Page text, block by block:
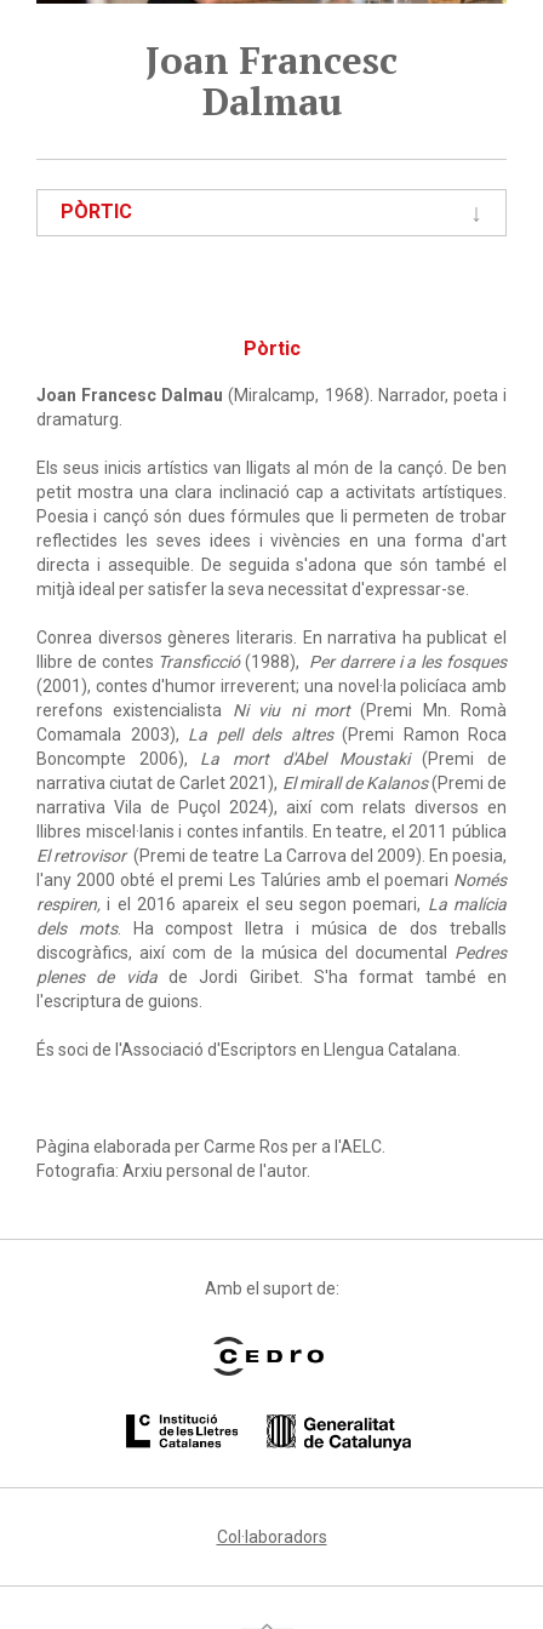
Joan Francesc
Dalmau
PÒRTIC
Pòrtic
Joan Francesc Dalmau (Miralcamp, 1968). Narrador, poeta i
dramaturg.
Els seus inicis artístics van lligats al món de la cançó. De ben
petit mostra una clara inclinació cap a activitats artístiques.
Poesia i cançó són dues fórmules que li permeten de trobar
reflectides les seves idees i vivències en una forma d'art
directa i assequible. De seguida s'adona que són també el
mitjà ideal per satisfer la seva necessitat d'expressar-se.
Conrea diversos gèneres literaris. En narrativa ha publicat el
llibre de contes Transficció(1988), Per darrere i a les fosques
(2001), contes d'humor irreverent; una novel·la policíaca amb
rerefons existencialista Ni viu ni mort(Premi Mn. Romà
Comamala 2003), La pell dels altres(Premi Ramon Roca
Boncompte 2006), La mort d'Abel Moustaki(Premi de
narrativa ciutat de Carlet 2021), El mirall de Kalanos(Premi de
narrativa Vila de Puçol 2024), així com relats diversos en
llibres miscel·lanis i contes infantils. En teatre, el 2011 pública
El retrovisor(Premi de teatre La Carrova del 2009). En poesia,
l'any 2000 obté el premi Les Talúries amb el poemari Només
respiren, i el 2016 apareix el seu segon poemari, La malícia
dels mots. Ha compost lletra i música de dos treballs
discogràfics, així com de la música del documental Pedres
plenes de vidade Jordi Giribet. S'ha format també en
l'escriptura de guions.
És soci de l'Associació d'Escriptors en Llengua Catalana.
Pàgina elaborada per Carme Ros per a l'AELC.
Fotografia: Arxiu personal de l'autor.
Amb el suport de:
Col·laboradors